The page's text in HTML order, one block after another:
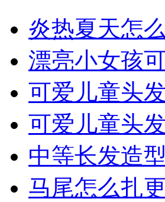
炎热夏天怎
漂亮小女孩
可爱儿童头
可爱儿童头
中等长发造
马尾怎么扎